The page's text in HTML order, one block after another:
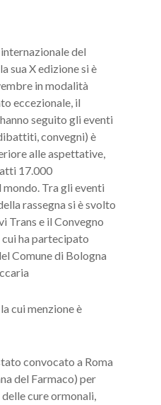
del
sua X edizione si è
in modalità
eccezionale, il
seguito gli eventi
convegni) è
alle aspettative,
17.000
Tra gli eventi
rassegna si è svolto
Trans e il Convegno
ha partecipato
Comune di Bologna
cui menzione è
convocato a Roma
del Farmaco) per
cure ormonali,